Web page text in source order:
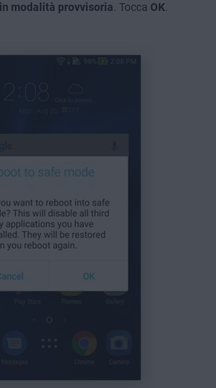
modalità provvisoria. Tocca OK.